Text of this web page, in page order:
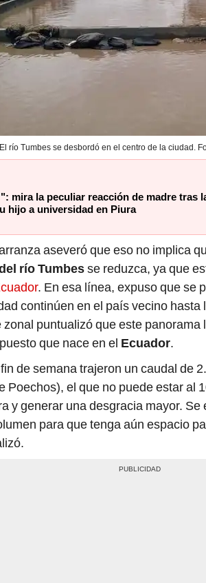
El río Tumbes se desbordó en el centro de la ciudad.
mira la peculiar reacción de madre tras
hijo a universidad en Piura
aseveró que eso no implica
río Tumbesse reduzca, ya que
. En esa línea, expuso que se
continúen en el país vecino hasta
zonal puntualizó que este
que nace en el Ecuador.
de semana trajeron un caudal de
Poechos), el que no puede estar al
y generar una desgracia mayor.
para que tenga aún espacio